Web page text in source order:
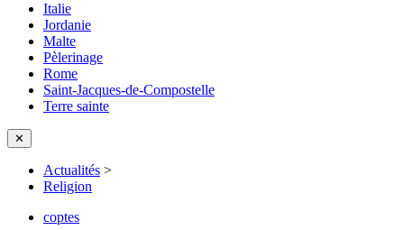
Italie
Jordanie
Malte
Pèlerinage
Rome
Saint-Jacques-de-Compostelle
Terre sainte
✕
Actualités >
Religion
coptes